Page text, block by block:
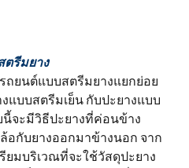
ตรีมยาง
ถยนต์แบบสตรีมยางแยกย่อย
แบบสตรีมเย็น กับปะยางแบบ
จะมีวิธีปะยางที่ค่อนข้าง
อกับยางออกมาข้างนอก จาก
ยมบริเวณที่จะใช้วัสดุปะยาง